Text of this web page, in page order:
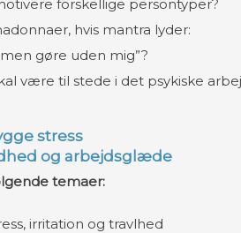
forskellige persontyper?
hvis mantra lyder:
gøre uden mig”?
være til stede i det psykiske
stress
og arbejdsglæde
temaer:
irritation og travlhed